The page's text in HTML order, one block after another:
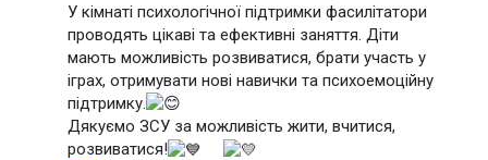
У кімнаті психологічної підтримки фасилітатори
проводять цікаві та ефективні заняття. Діти
мають можливість розвиватися, брати участь у
іграх, отримувати нові навички та психоемоційну
підтримку.
Дякуємо ЗСУ за можливість жити, вчитися,
розвиватися!